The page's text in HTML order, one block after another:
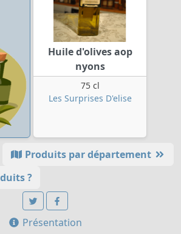
Huile d'olives aop
nyons
75 cl
Les Surprises D'elise
Produits par département
?
Présentation